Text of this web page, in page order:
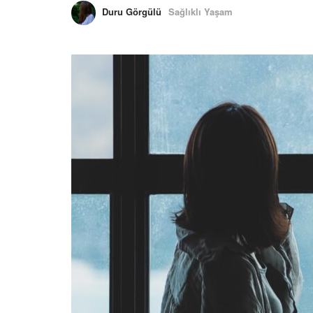
Duru Görgülü Sağlıklı Yaşam